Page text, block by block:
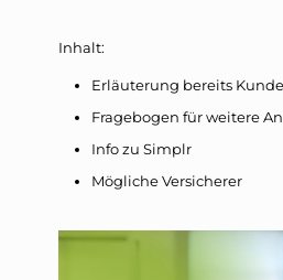
Inhalt:
Erläuterung bereits
Fragebogen für weitere
Info zu Simplr
Mögliche Versicherer